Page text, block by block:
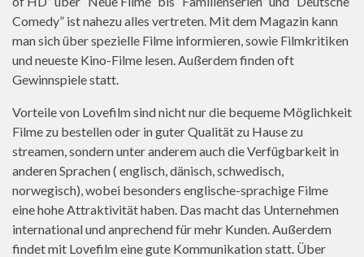
Comedy” ist nahezu alles vertreten. Mit dem Magazin kann
man sich über spezielle Filme informieren, sowie Filmkritiken
und neueste Kino-Filme lesen. Außerdem finden oft
Gewinnspiele statt.
Vorteile von Lovefilm sind nicht nur die bequeme Möglichkeit
Filme zu bestellen oder in guter Qualität zu Hause zu
streamen, sondern unter anderem auch die Verfügbarkeit in
anderen Sprachen ( englisch, dänisch, schwedisch,
norwegisch), wobei besonders englische-sprachige Filme
eine hohe Attraktivität haben. Das macht das Unternehmen
international und anprechend für mehr Kunden. Außerdem
findet mit Lovefilm eine gute Kommunikation statt. Über